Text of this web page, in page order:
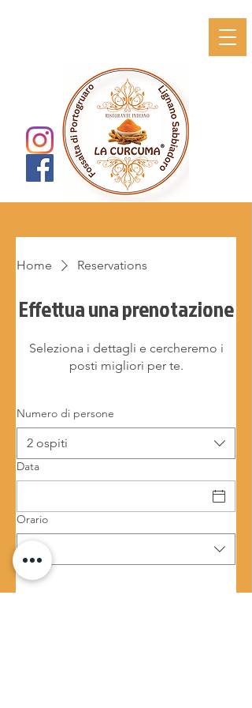
Home Reservations
Effettua una prenotazione
Seleziona i dettagli e cercheremo i
posti migliori per te.
Numero di persone
2 ospiti
Data
Orario